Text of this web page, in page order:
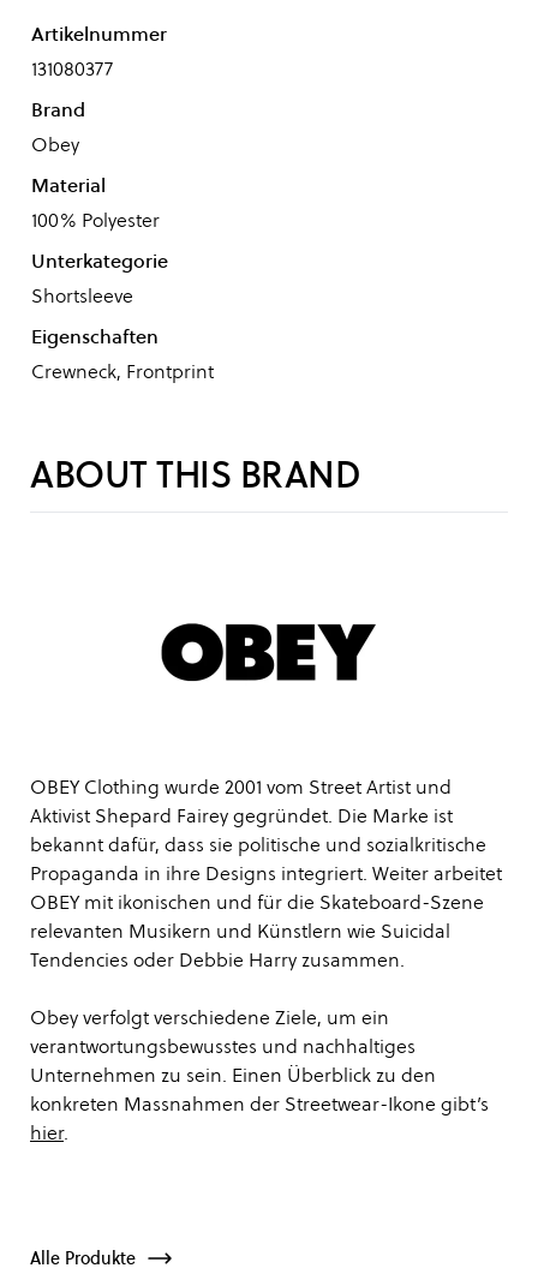
Artikelnummer
131080377
Brand
Obey
Material
100% Polyester
Unterkategorie
Shortsleeve
Eigenschaften
Crewneck, Frontprint
ABOUT THIS BRAND
OBEY Clothing wurde 2001 vom Street Artist und
Aktivist Shepard Fairey gegründet. Die Marke ist
bekannt dafür, dass sie politische und sozialkritische
Propaganda in ihre Designs integriert. Weiter arbeitet
OBEY mit ikonischen und für die Skateboard-Szene
relevanten Musikern und Künstlern wie Suicidal
Tendencies oder Debbie Harry zusammen.
Obey verfolgt verschiedene Ziele, um ein
verantwortungsbewusstes und nachhaltiges
Unternehmen zu sein. Einen Überblick zu den
konkreten Massnahmen der Streetwear-Ikone gibt’s
hier.
Alle Produkte